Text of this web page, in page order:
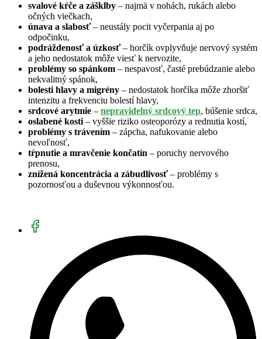
svalové kŕče a zášklby – najmä v nohách, rukách alebo
očných viečkach,
únava a slabosť– neustály pocit vyčerpania aj po
odpočinku,
podráždenosť a úzkosť– horčík ovplyvňuje nervový systém
a jeho nedostatok môže viesť k nervozite,
problémy so spánkom – nespavosť, časté prebúdzanie alebo
nekvalitný spánok,
bolesti hlavy a migrény – nedostatok horčíka môže zhoršiť
intenzitu a frekvenciu bolestí hlavy,
srdcové arytmie – nepravidelný srdcový tep, búšenie srdca,
oslabené kosti – vyššie riziko osteoporózy a rednutia kostí,
problémy s trávením – zápcha, nafukovanie alebo
nevoľnosť,
tŕpnutie a mravčenie končatín – poruchy nervového
prenosu,
znížená koncentrácia a zábudlivosť– problémy s
pozornosťou a duševnou výkonnosťou.